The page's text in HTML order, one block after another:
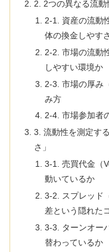
2. 2つの異なる流
2-1. 資産の流動
体の換金しやすさ
2-2. 市場の流動
しやすい環境か
2-3. 市場の厚み
み方
2-4. 市場参加者
3. 流動性を測定す
さ」
3-1. 売買代金（
動いているか
3-2. スプレッド
差という隠れた
3-3. ターンオー
替わっているか